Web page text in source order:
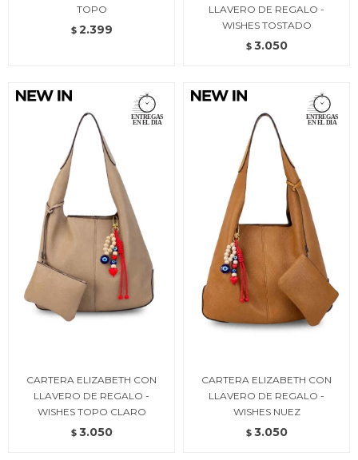
TOPO
$ 2.399
LLAVERO DE REGALO -
WISHES TOSTADO
$ 3.050
CARTERA ELIZABETH CON
LLAVERO DE REGALO -
WISHES TOPO CLARO
$ 3.050
CARTERA ELIZABETH CON
LLAVERO DE REGALO -
WISHES NUEZ
$ 3.050